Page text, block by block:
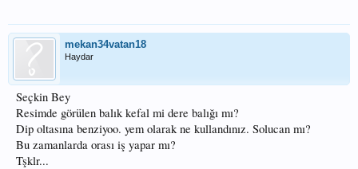
mekan34vatan18
Haydar
Seçkin Bey
Resimde görülen balık kefal mi dere balığı mı?
Dip oltasına benziyoo. yem olarak ne kullandınız. Solucan mı?
Bu zamanlarda orası iş yapar mı?
Tşklr...